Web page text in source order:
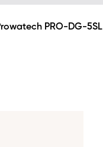
PRO-DG-5SL